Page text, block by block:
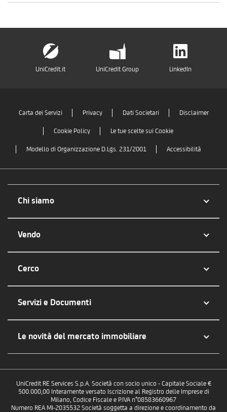
UniCredit.it UniCredit Group LinkedIn
Carta dei Servizi Privacy Dati Societari Disclaimer
Cookie Policy Le tue scelte sui Cookie
Modello di Organizzazione D.Lgs. 231/2001 Accessibilità
Chi siamo
Vendo
Cerco
Servizi e Documenti
Le novità del mercato immobiliare
UniCredit RE Services S.p.A. Società con socio unico - Capitale Sociale €
500.000,00 Interamente versato Iscrizione al Registro delle Imprese di
Milano, Codice Fiscale e P.IVA n°08583660967
Numero REA MI-2035532 Società soggetta a direzione e coordinamento da